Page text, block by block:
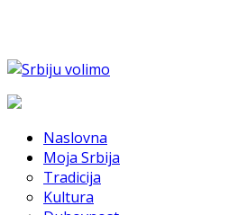
Naslovna
Moja Srbija
Tradicija
Kultura